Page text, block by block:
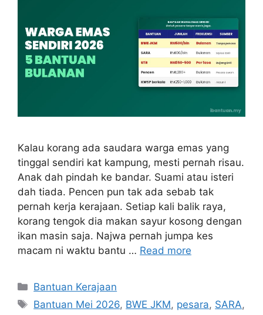
Kalau korang ada saudara warga emas yang
tinggal sendiri kat kampung, mesti pernah risau.
Anak dah pindah ke bandar. Suami atau isteri
dah tiada. Pencen pun tak ada sebab tak
pernah kerja kerajaan. Setiap kali balik raya,
korang tengok dia makan sayur kosong dengan
ikan masin saja. Najwa pernah jumpa kes
macam ni waktu bantu … Read more
Categories
Bantuan Kerajaan
Tags
Bantuan Mei 2026, BWE JKM, pesara, SARA,